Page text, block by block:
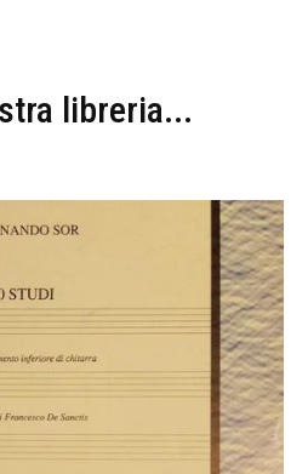
libreria...